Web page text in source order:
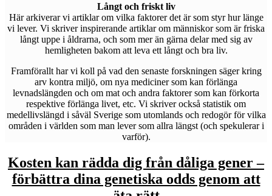
Långt och friskt liv
Här arkiverar vi artiklar om vilka faktorer det är som styr hur länge
vi lever. Vi skriver inspirerande artiklar om människor som är friska
långt uppe i åldrarna, och som mer än gärna delar med sig av
hemligheten bakom att leva ett långt och bra liv.
Framförallt har vi koll på vad den senaste forskningen säger kring
arv kontra miljö, om nya mediciner som kan förlänga
levnadslängden och om mat och andra faktorer som kan förkorta
respektive förlänga livet, etc. Vi skriver också statistik om
medellivslängd i såväl Sverige som utomlands och redogör för vilka
områden i världen som man lever som allra längst (och spekulerar i
varför).
Kosten kan rädda dig från dåliga gener –
förbättra dina genetiska odds genom att